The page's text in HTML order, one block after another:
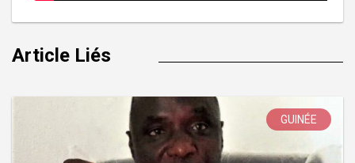
Article Liés
GUINÉE